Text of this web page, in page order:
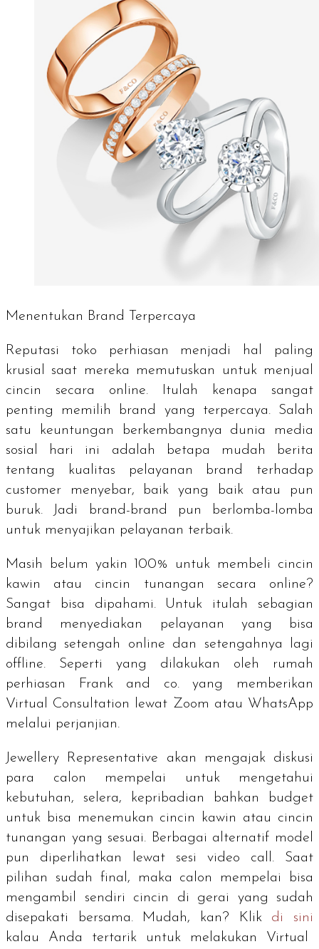
Menentukan Brand Terpercaya
Reputasi toko perhiasan menjadi hal paling
krusial saat mereka memutuskan untuk menjual
cincin secara online. Itulah kenapa sangat
penting memilih
brand yang terpercaya. Salah
satu keuntungan berkembangnya dunia media
sosial hari ini adalah betapa mudah berita
tentang kualitas pelayanan
brand terhadap
customer menyebar, baik yang baik atau pun
buruk. Jadi
brand-brand
pun berlomba-lomba
untuk menyajikan pelayanan terbaik.
Masih belum yakin 100% untuk membeli cincin
kawin atau cincin tunangan secara online?
Sangat bisa dipahami. Untuk itulah sebagian
brand menyediakan pelayanan yang bisa
dibilang setengah online dan setengahnya lagi
offline. Seperti yang dilakukan oleh rumah
perhiasan Frank and co. yang memberikan
Virtual Consultation lewat Zoom atau WhatsApp
melalui perjanjian.
Jewellery Representative akan mengajak diskusi
para calon mempelai untuk mengetahui
kebutuhan, selera, kepribadian bahkan
budget
untuk bisa menemukan cincin kawin atau cincin
tunangan yang sesuai. Berbagai alternatif model
pun diperlihatkan lewat sesi video call. Saat
pilihan sudah final, maka calon mempelai bisa
mengambil sendiri cincin di gerai yang sudah
disepakati bersama. Mudah, kan? Klik di sini
kalau Anda tertarik untuk melakukan Virtual